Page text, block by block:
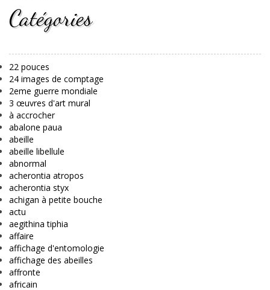
Catégories
22 pouces
24 images de comptage
2eme guerre mondiale
3 œuvres d'art mural
à accrocher
abalone paua
abeille
abeille libellule
abnormal
acherontia atropos
acherontia styx
achigan à petite bouche
actu
aegithina tiphia
affaire
affichage d'entomologie
affichage des abeilles
affronte
africain